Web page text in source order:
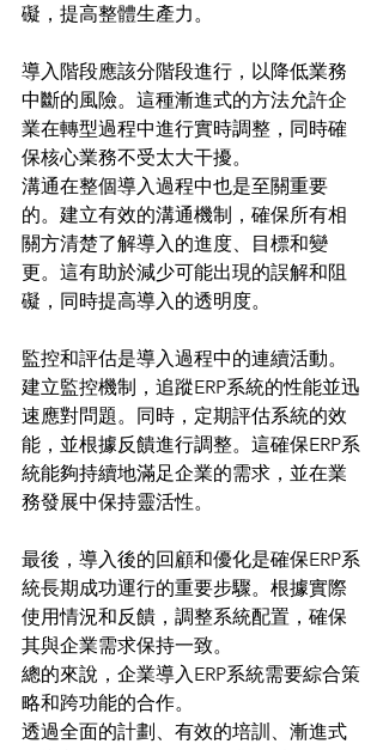
礙，提高整體生產力。
導入階段應該分階段進行，以降低業務
中斷的風險。這種漸進式的方法允許企
業在轉型過程中進行實時調整，同時確
保核心業務不受太大干擾。
溝通在整個導入過程中也是至關重要
的。建立有效的溝通機制，確保所有相
關方清楚了解導入的進度、目標和變
更。這有助於減少可能出現的誤解和阻
礙，同時提高導入的透明度。
監控和評估是導入過程中的連續活動。
建立監控機制，追蹤ERP系統的性能並迅
速應對問題。同時，定期評估系統的效
能，並根據反饋進行調整。這確保ERP系
統能夠持續地滿足企業的需求，並在業
務發展中保持靈活性。
最後，導入後的回顧和優化是確保ERP系
統長期成功運行的重要步驟。根據實際
使用情況和反饋，調整系統配置，確保
其與企業需求保持一致。
總的來說，企業導入ERP系統需要綜合策
略和跨功能的合作。
透過全面的計劃、有效的培訓、漸進式